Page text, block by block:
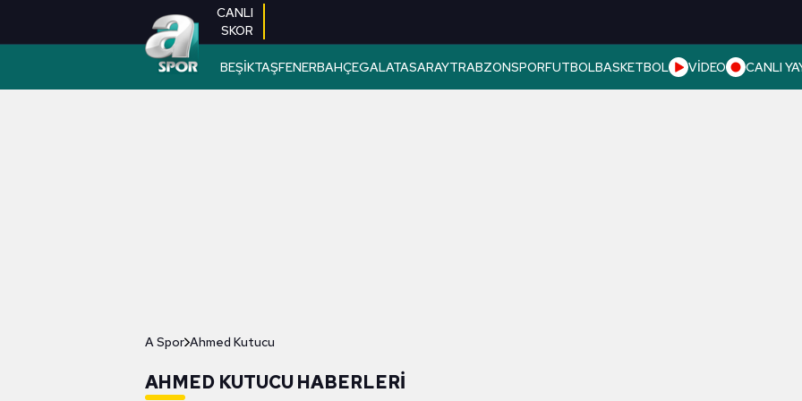
CANLI
SKOR
BEŞİKTAŞFENERBAHÇEGALATASARAYTRABZONSPORFUTBOLBASKETBOL VİDEO CANLI
A Spor Ahmed Kutucu
AHMED KUTUCU HABERLERI